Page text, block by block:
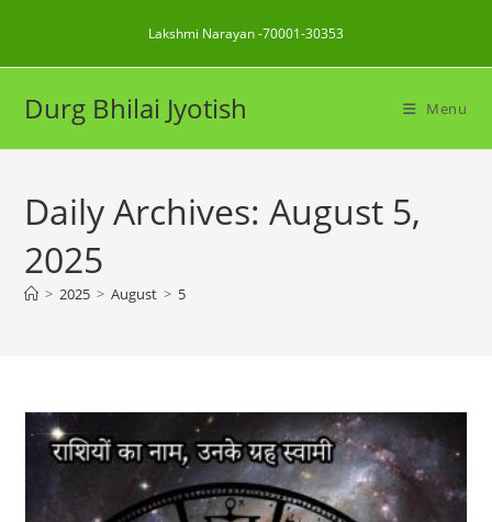
content
Lakshmi Narayan -70001-30353
Durg Bhilai Jyotish Menu
Daily Archives: August 5,
2025
> 2025 > August > 5